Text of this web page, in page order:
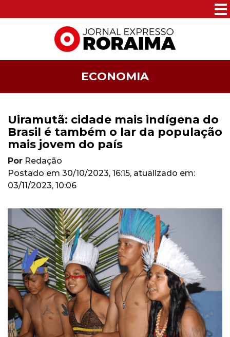
ECONOMIA
Uiramutã: cidade mais indígena do
Brasil é também o lar da população
mais jovem do país
Por Redação
Postado em 30/10/2023, 16:15, atualizado em:
03/11/2023, 10:06